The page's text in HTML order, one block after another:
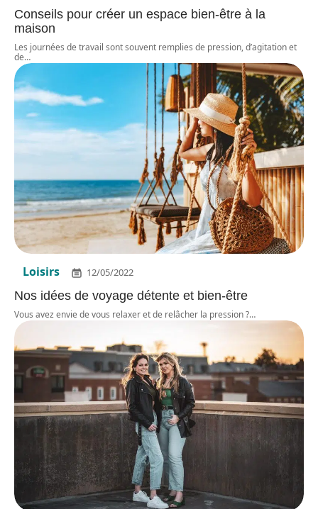
Conseils pour créer un espace bien-être à la
maison
Les journées de travail sont souvent remplies de pression, d’agitation et
de…
Loisirs 12/05/2022
Nos idées de voyage détente et bien-être
Vous avez envie de vous relaxer et de relâcher la pression ?…